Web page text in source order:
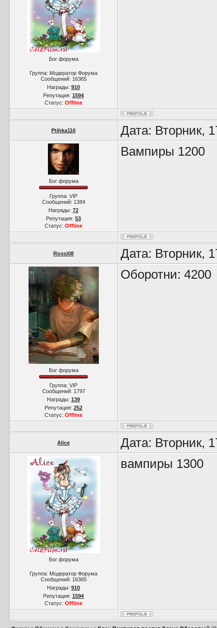
Бог форума
Группа: Модератор Форума
Сообщений: 16365
Награды: 910
Репутация: 1594
Статус: Offline
Ptihka116 Дата: Вторник,
Бог форума
Группа: VIP
Сообщений: 1384
Награды: 72
Репутация: 53
Статус: Offline
Вампиры 1200
Rossi08 Дата: Вторник,
Бог форума
Группа: VIP
Сообщений: 1797
Награды: 139
Репутация: 252
Статус: Offline
Оборотни: 4200
Alice Дата: Вторник,
Бог форума
Группа: Модератор Форума
Сообщений: 16365
Награды: 910
Репутация: 1594
Статус: Offline
вампиры 1300